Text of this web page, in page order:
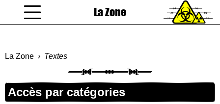
La Zone
La Zone Textes
Accès par catégories